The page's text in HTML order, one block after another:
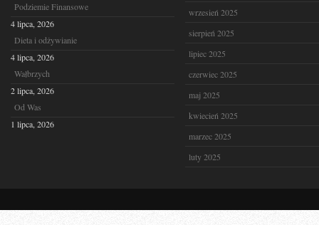
Podziemie Finansowe
4 lipca, 2026
Dieta i odżywianie
4 lipca, 2026
Wałbrzych
2 lipca, 2026
Od Was
1 lipca, 2026
wrzesień 2025
sierpień 2025
lipiec 2025
czerwiec 2025
maj 2025
kwiecień 2025
marzec 2025
luty 2025